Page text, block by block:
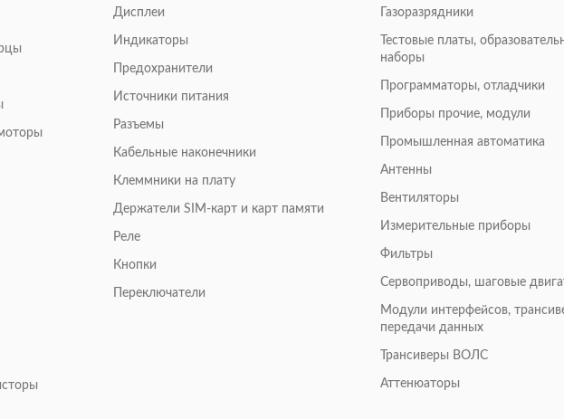
Дисплеи
Индикаторы
Предохранители
Источники питания
Разъемы
Кабельные наконечники
Клеммники на плату
Держатели SIM-карт и карт памяти
Реле
Кнопки
Переключатели
Газоразрядники
Тестовые платы,
наборы
Программаторы, отладчики
Приборы прочие, модули
Промышленная автоматика
Антенны
Вентиляторы
Измерительные приборы
Фильтры
Сервоприводы, шаговые
Модули интерфейсов,
передачи данных
Трансиверы ВОЛС
Аттенюаторы